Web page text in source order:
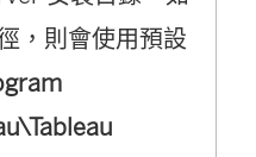
，則會使用預設